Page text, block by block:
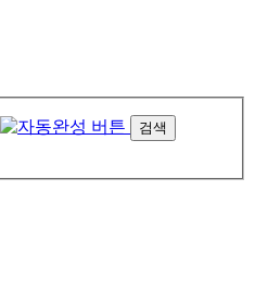
검색